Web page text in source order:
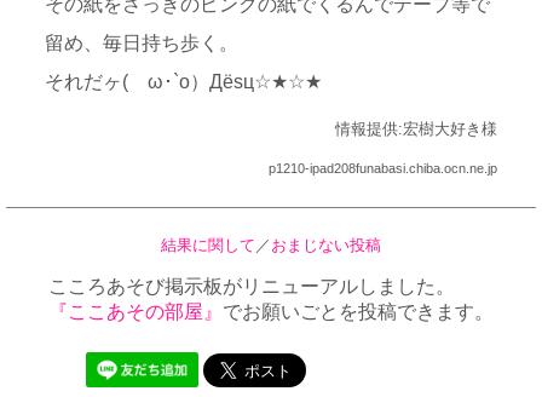
その紙をさっきのピンクの紙でくるんでテープ等で
留め、毎日持ち歩く。
それだヶ(ゝω･`o）Дёsц☆★☆★
情報提供:宏樹大好き様
p1210-ipad208funabasi.chiba.ocn.ne.jp
結果に関して ／ おまじない投稿
こころあそび掲示板がリニューアルしました。
『ここあその部屋』 でお願いごとを投稿できます。